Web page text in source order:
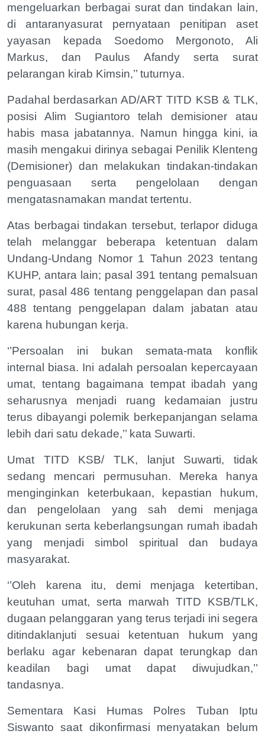
mengeluarkan berbagai surat dan tindakan lain,
di antaranyasurat pernyataan penitipan aset
yayasan kepada Soedomo Mergonoto, Ali
Markus, dan Paulus Afandy serta surat
pelarangan kirab Kimsin,’’ tuturnya.
Padahal berdasarkan AD/ART TITD KSB & TLK,
posisi Alim Sugiantoro telah demisioner atau
habis masa jabatannya. Namun hingga kini, ia
masih mengakui dirinya sebagai Penilik Klenteng
(Demisioner) dan melakukan tindakan-tindakan
penguasaan serta pengelolaan dengan
mengatasnamakan mandat tertentu.
Atas berbagai tindakan tersebut, terlapor diduga
telah melanggar beberapa ketentuan dalam
Undang-Undang Nomor 1 Tahun 2023 tentang
KUHP, antara lain; pasal 391 tentang pemalsuan
surat, pasal 486 tentang penggelapan dan pasal
488 tentang penggelapan dalam jabatan atau
karena hubungan kerja.
‘’Persoalan ini bukan semata-mata konflik
internal biasa. Ini adalah persoalan kepercayaan
umat, tentang bagaimana tempat ibadah yang
seharusnya menjadi ruang kedamaian justru
terus dibayangi polemik berkepanjangan selama
lebih dari satu dekade,’’ kata Suwarti.
Umat TITD KSB/ TLK, lanjut Suwarti, tidak
sedang mencari permusuhan. Mereka hanya
menginginkan keterbukaan, kepastian hukum,
dan pengelolaan yang sah demi menjaga
kerukunan serta keberlangsungan rumah ibadah
yang menjadi simbol spiritual dan budaya
masyarakat.
‘’Oleh karena itu, demi menjaga ketertiban,
keutuhan umat, serta marwah TITD KSB/TLK,
dugaan pelanggaran yang terus terjadi ini segera
ditindaklanjuti sesuai ketentuan hukum yang
berlaku agar kebenaran dapat terungkap dan
keadilan bagi umat dapat diwujudkan,’’
tandasnya.
Sementara Kasi Humas Polres Tuban Iptu
Siswanto saat dikonfirmasi menyatakan belum